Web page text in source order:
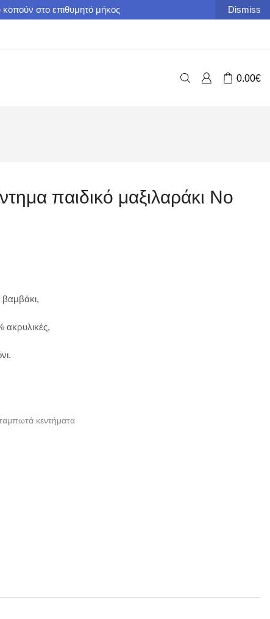
κοπούν στο επιθυμητό μήκος Dismiss
0.00€
παιδικό μαξιλαράκι No
βαμβάκι,
ακρυλικές,
κεντήματα